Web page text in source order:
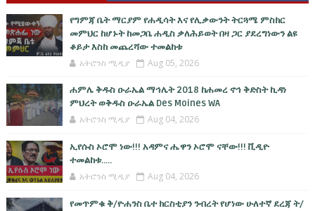
የግምጃ ቤት ማርያም የሐዲሳት እና የሊቃውንት ትርጓሜ ምስክር
መምህር ከሆኑት ከመጋቤ ሐዲስ ቃለሕይወት በዛ ጋር ያደረግነውን ልዩ
ቆይታ እስከ መጨረሻው ተመልከቱ
አትሮንስ ሚዲያ Aug 05, 2026
ሐምሌ ቅዱስ ዑራኤል ማኅሌት 2018 ከሐመረ ኖኅ ቅድስት ኪዳነ
ምህረት ወቅዱስ ዑራኤል Des Moines WA
አትሮንስ ሚዲያ Aug 04, 2026
ኢየሱስ ኦሮሞ ነው!!! አዳምና ሔዋን ኦሮሞ ናቸው!!! ቪዲዮ
ተመልከቱ.....
አትሮንስ ሚዲያ Aug 04, 2026
የመጥምቁ ቅ/ዮሐንስ ቤተ ክርስቲያን ንብረት የሆነው ሁለተኛ ደረጃ ት/